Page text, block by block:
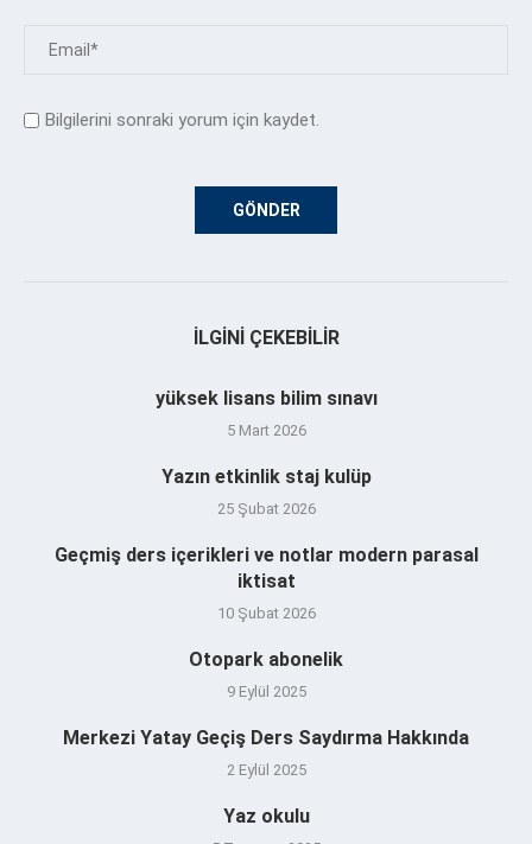
Bilgilerini sonraki yorum için kaydet.
İLGINI ÇEKEBILIR
yüksek lisans bilim sınavı
5 Mart 2026
Yazın etkinlik staj kulüp
25 Şubat 2026
Geçmiş ders içerikleri ve notlar modern parasal
iktisat
10 Şubat 2026
Otopark abonelik
9 Eylül 2025
Merkezi Yatay Geçiş Ders Saydırma Hakkında
2 Eylül 2025
Yaz okulu